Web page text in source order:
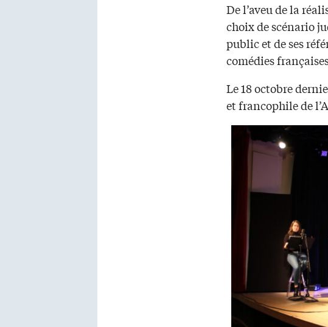
De l’aveu de la
choix de scénario
public et de ses
comédies
Le 18 octobre
et francophile de